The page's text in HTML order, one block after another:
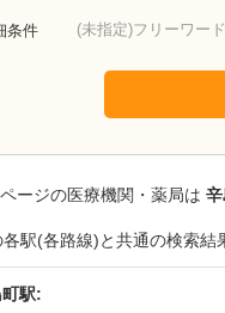
条件 (未指定)フリーワー
ージの医療機関・薬局は
各駅(各路線)と共通の検索結
駅: